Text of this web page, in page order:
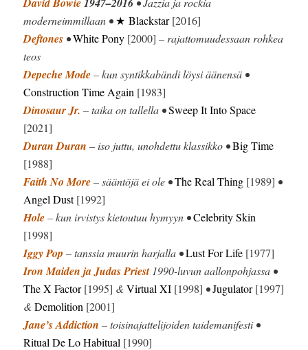
moderneimmillaan •★ Blackstar[2016]
Deftones •White Pony [2000] – rajattomuudessaan rohkea
teos
Depeche Mode– kun syntikkabändi löysi äänensä •
Construction Time Again [1983]
Dinosaur Jr. – taika on tallella •Sweep It Into Space
[2021]
Duran Duran – iso juttu, unohdettu klassikko •Big Time
[1988]
Faith No More– sääntöjä ei ole •The Real Thing [1989] •
Angel Dust[1992]
Hole– kun irvistys kietoutuu hymyyn •Celebrity Skin
[1998]
Iggy Pop – tanssia muurin harjalla •Lust For Life [1977]
Iron Maiden ja Judas Priest1990-luvun aallonpohjassa •
The X Factor[1995] &Virtual XI [1998] •Jugulator[1997]
&Demolition [2001]
Jane’s Addiction – toisinajattelijoiden taidemanifesti •
Ritual De Lo Habitual [1990]